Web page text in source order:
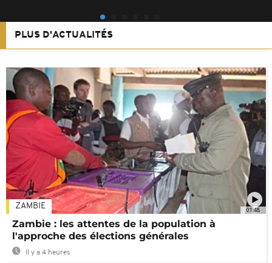
PLUS D'ACTUALITÉS
01:48
ZAMBIE
Zambie : les attentes de la population à
l'approche des élections générales
Il y a 4 heures